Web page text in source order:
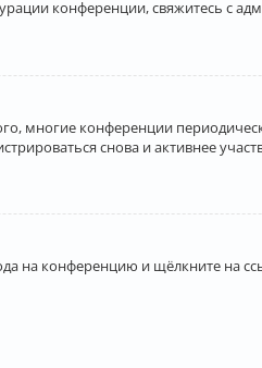
конференции, свяжитесь с
многие конференции
снова и активнее
на конференцию и щёлкните на